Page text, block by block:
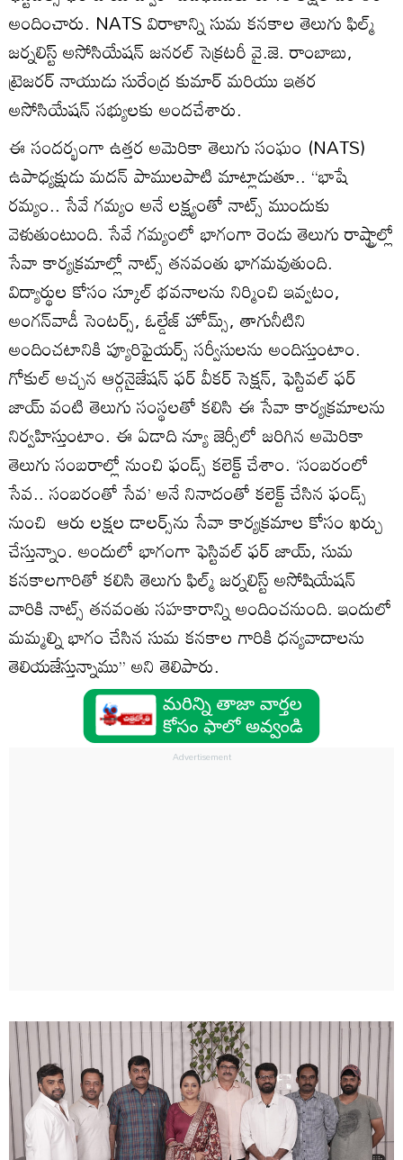
అందించారు. NATS విరాళాన్ని సుమ క‌న‌కాల తెలుగు ఫిల్మ్
జర్నలిస్ట్ అసోసియేషన్ జనరల్ సెక్రటరీ వై.జె. రాంబాబు,
ట్రెజరర్ నాయుడు సురేంద్ర కుమార్ మరియు ఇతర
అసోసియేషన్ సభ్యులకు అందచేశారు.
ఈ సంద‌ర్భంగా ఉత్త‌ర అమెరికా తెలుగు సంఘం (NATS)
ఉపాధ్య‌క్షుడు మ‌ద‌న్ పాముల‌పాటి మాట్లాడుతూ.. ‘‘భాషే
రమ్యం.. సేవే గమ్యం అనే లక్ష్యంతో నాట్స్ ముందుకు
వెళుతుంటుంది. సేవే గమ్యంలో భాగంగా రెండు తెలుగు రాష్ట్రాల్లో
సేవా కార్య‌క్ర‌మాల్లో నాట్స్ త‌న‌వంతు భాగ‌మ‌వుతుంది.
విద్యార్థుల కోసం స్కూల్ భ‌వ‌నాల‌ను నిర్మించి ఇవ్వ‌టం,
అంగ‌న్‌వాడీ సెంట‌ర్స్‌, ఓల్డేజ్ హోమ్స్‌, తాగునీటిని
అందించ‌టానికి ప్యూరిఫైయ‌ర్స్ స‌ర్వీసుల‌ను అందిస్తుంటాం.
గోకుల్ అచ్చ‌న ఆర్గ‌నైజేష‌న్ ఫ‌ర్ వీక‌ర్ సెక్ష‌న్‌, ఫెస్టివ‌ల్ ఫ‌ర్
జాయ్ వంటి తెలుగు సంస్థ‌ల‌తో క‌లిసి ఈ సేవా కార్య‌క్ర‌మాల‌ను
నిర్వ‌హిస్తుంటాం. ఈ ఏడాది న్యూ జెర్సీలో జ‌రిగిన అమెరికా
తెలుగు సంబ‌రాల్లో నుంచి ఫండ్స్ క‌లెక్ట్ చేశాం. ‘సంబరంలో
సేవ‌.. సంబ‌రంతో సేవ‌’ అనే నినాదంతో కలెక్ట్ చేసిన ఫండ్స్
నుంచి ఆరు లక్ష‌ల డాల‌ర్స్‌ను సేవా కార్య‌క్ర‌మాల కోసం ఖర్చు
చేస్తున్నాం. అందులో భాగంగా ఫెస్టివల్ ఫర్ జాయ్, సుమ
కనకాలగారితో కలిసి తెలుగు ఫిల్మ్ జర్నలిస్ట్ అసోషియేషన్
వారికి నాట్స్ తనవంతు సహకారాన్ని అందించనుంది. ఇందులో
మ‌మ్మ‌ల్ని భాగం చేసిన సుమ క‌న‌కాల గారికి ధ‌న్య‌వాదాల‌ను
తెలియ‌జేస్తున్నాము’’ అని తెలిపారు.